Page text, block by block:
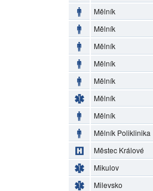
Mělník
Mělník
Mělník
Mělník
Mělník
Mělník
Mělník
Mělník Poliklinika
Městec Králové
Mikulov
Milevsko